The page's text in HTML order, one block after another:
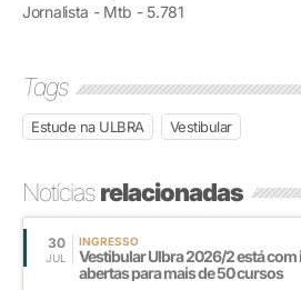
Jornalista - Mtb - 5.781
Tags
Estude na ULBRA Vestibular
Notíciasrelacionadas
30
JUL
INGRESSO
Vestibular Ulbra 2026/2 está
abertas para mais de 50 cursos